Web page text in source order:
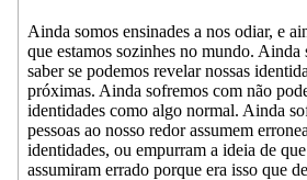
Ainda somos ensinades a nos odiar, e
que estamos sozinhes no mundo. Ainda
saber se podemos revelar nossas
próximas. Ainda sofremos com não
identidades como algo normal. Ainda
pessoas ao nosso redor assumem
identidades, ou empurram a ideia de
assumiram errado porque era isso que